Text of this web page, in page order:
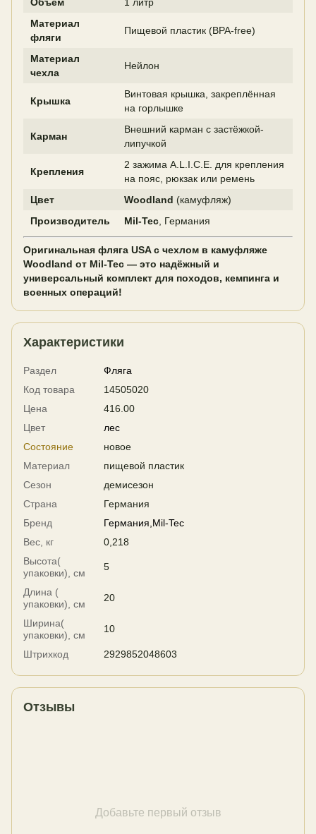
Материал
фляги
Пищевой пластик (BPA-free)
Материал
чехла
Нейлон
Крышка
Винтовая крышка, закреплённая
на горлышке
Карман
Внешний карман с застёжкой-
липучкой
Крепления
2 зажима A.L.I.C.E. для крепления
на пояс, рюкзак или ремень
Цвет
Woodland (камуфляж)
Производитель
Mil-Tec , Германия
Оригинальная фляга USA с чехлом в камуфляже
Woodland от Mil-Tec — это надёжный и
универсальный комплект для походов, кемпинга и
военных операций!
Характеристики
Раздел
Фляга
Код товара
14505020
Цена
416.00
Цвет
лес
Состояние
новое
Материал
пищевой пластик
Сезон
демисезон
Страна
Германия
Бренд
Германия,Mil-Tec
Вес, кг
0,218
Высота(
упаковки), см
5
Длина (
упаковки), см
20
Ширина(
упаковки), см
10
Штрихкод 2929852048603
Отзывы
Добавьте первый отзыв